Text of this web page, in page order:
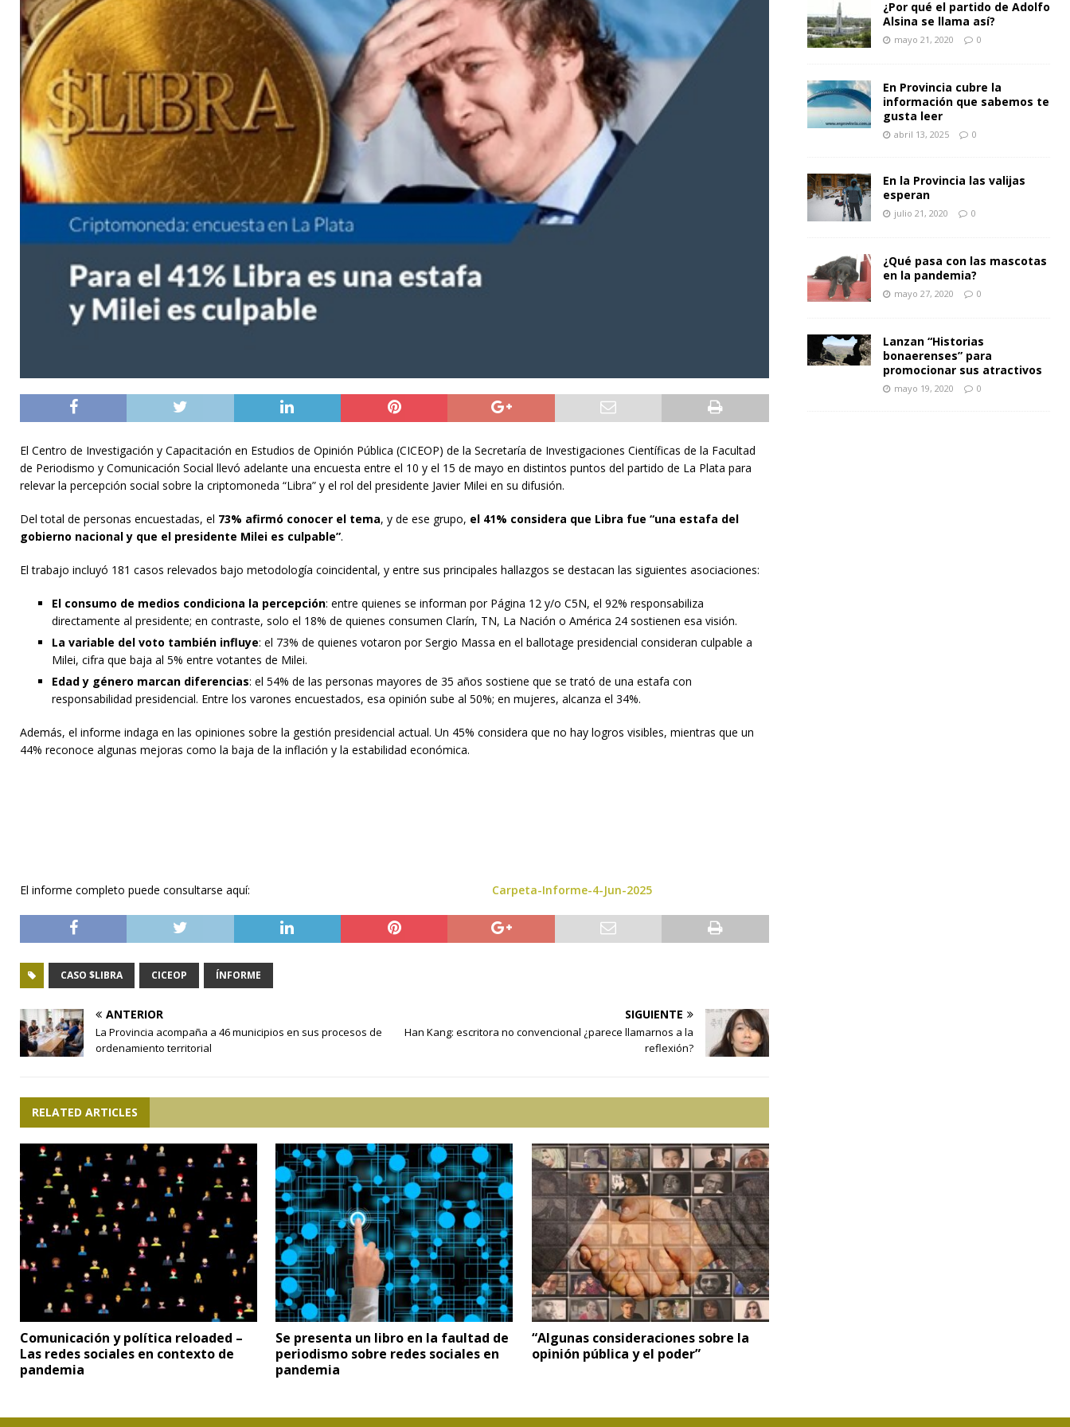
El Centro de Investigación y Capacitación en Estudios de Opinión Pública (CICEOP) de la Secretaría de Investigaciones Científicas de la Facultad
de Periodismo y Comunicación Social llevó adelante una encuesta entre el 10 y el 15 de mayo en distintos puntos del partido de La Plata para
relevar la percepción social sobre la criptomoneda “Libra” y el rol del presidente Javier Milei en su difusión.
Del total de personas encuestadas, el 73% afirmó conocer el tema, y de ese grupo, el 41% considera que Libra fue “una estafa del
gobierno nacional y que el presidente Milei es culpable”.
El trabajo incluyó 181 casos relevados bajo metodología coincidental, y entre sus principales hallazgos se destacan las siguientes asociaciones:
El consumo de medios condiciona la percepción: entre quienes se informan por Página 12 y/o C5N, el 92% responsabiliza
directamente al presidente; en contraste, solo el 18% de quienes consumen Clarín, TN, La Nación o América 24 sostienen esa visión.
La variable del voto también influye: el 73% de quienes votaron por Sergio Massa en el ballotage presidencial consideran culpable a
Milei, cifra que baja al 5% entre votantes de Milei.
Edad y género marcan diferencias: el 54% de las personas mayores de 35 años sostiene que se trató de una estafa con
responsabilidad presidencial. Entre los varones encuestados, esa opinión sube al 50%; en mujeres, alcanza el 34%.
Además, el informe indaga en las opiniones sobre la gestión presidencial actual. Un 45% considera que no hay logros visibles, mientras que un
44% reconoce algunas mejoras como la baja de la inflación y la estabilidad económica.
El informe completo puede consultarse aquí: Carpeta-Informe-4-Jun-2025
CASO $LIBRA CICEOP ÍNFORME
ANTERIOR
La Provincia acompaña a 46 municipios en sus procesos de
ordenamiento territorial
SIGUIENTE
Han Kang: escritora no convencional ¿parece llamarnos a la
reflexión?
RELATED ARTICLES
Comunicación y política reloaded –
Las redes sociales en contexto de
pandemia
Se presenta un libro en la faultad de
periodismo sobre redes sociales en
pandemia
“Algunas consideraciones sobre la
opinión pública y el poder”
¿Por qué el partido de Adolfo
Alsina se llama así?
mayo 21, 2020 0
En Provincia cubre la
información que sabemos te
gusta leer
abril 13, 2025 0
En la Provincia las valijas
esperan
julio 21, 2020 0
¿Qué pasa con las mascotas
en la pandemia?
mayo 27, 2020 0
Lanzan “Historias
bonaerenses” para
promocionar sus atractivos
mayo 19, 2020 0